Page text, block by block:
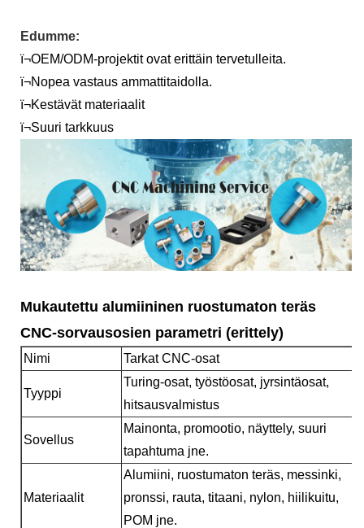
Edumme:
ï¬OEM/ODM-projektit ovat erittäin tervetulleita.
ï¬Nopea vastaus ammattitaidolla.
ï¬Kestävät materiaalit
ï¬Suuri tarkkuus
Mukautettu alumiininen ruostumaton teräs
CNC-sorvausosien parametri (erittely)
Nimi Tarkat CNC-osat
Tyyppi
Turing-osat, työstöosat, jyrsintäosat,
hitsausvalmistus
Sovellus
Mainonta, promootio, näyttely, suuri
tapahtuma jne.
Materiaalit
Alumiini, ruostumaton teräs, messinki,
pronssi, rauta, titaani, nylon, hiilikuitu,
POM jne.